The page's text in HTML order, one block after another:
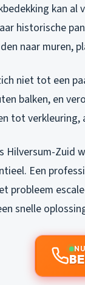
kan
historische
naar muren,
niet tot een
balken, en
tot
Hilversum-
Een
probleem
snelle